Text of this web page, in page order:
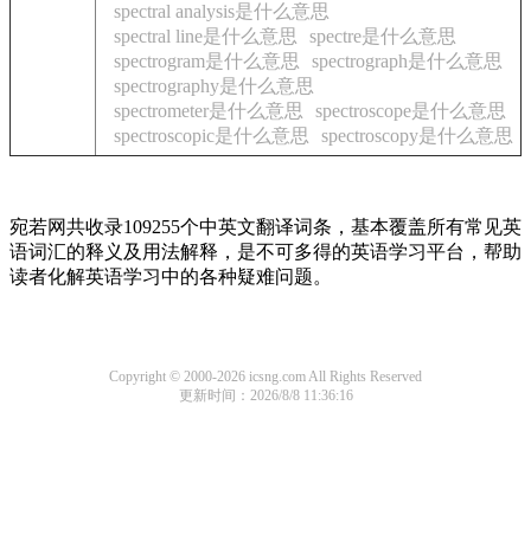
spectral analysis是什么意思
spectral line是什么意思
spectre是什么意思
spectrogram是什么意思
spectrograph是什么意思
spectrography是什么意思
spectrometer是什么意思
spectroscope是什么意思
spectroscopic是什么意思
spectroscopy是什么意思
宛若网共收录109255个中英文翻译词条，基本覆盖所有常见英
语词汇的释义及用法解释，是不可多得的英语学习平台，帮助
读者化解英语学习中的各种疑难问题。
Copyright © 2000-2026 icsng.com All Rights Reserved
更新时间：2026/8/8 11:36:16